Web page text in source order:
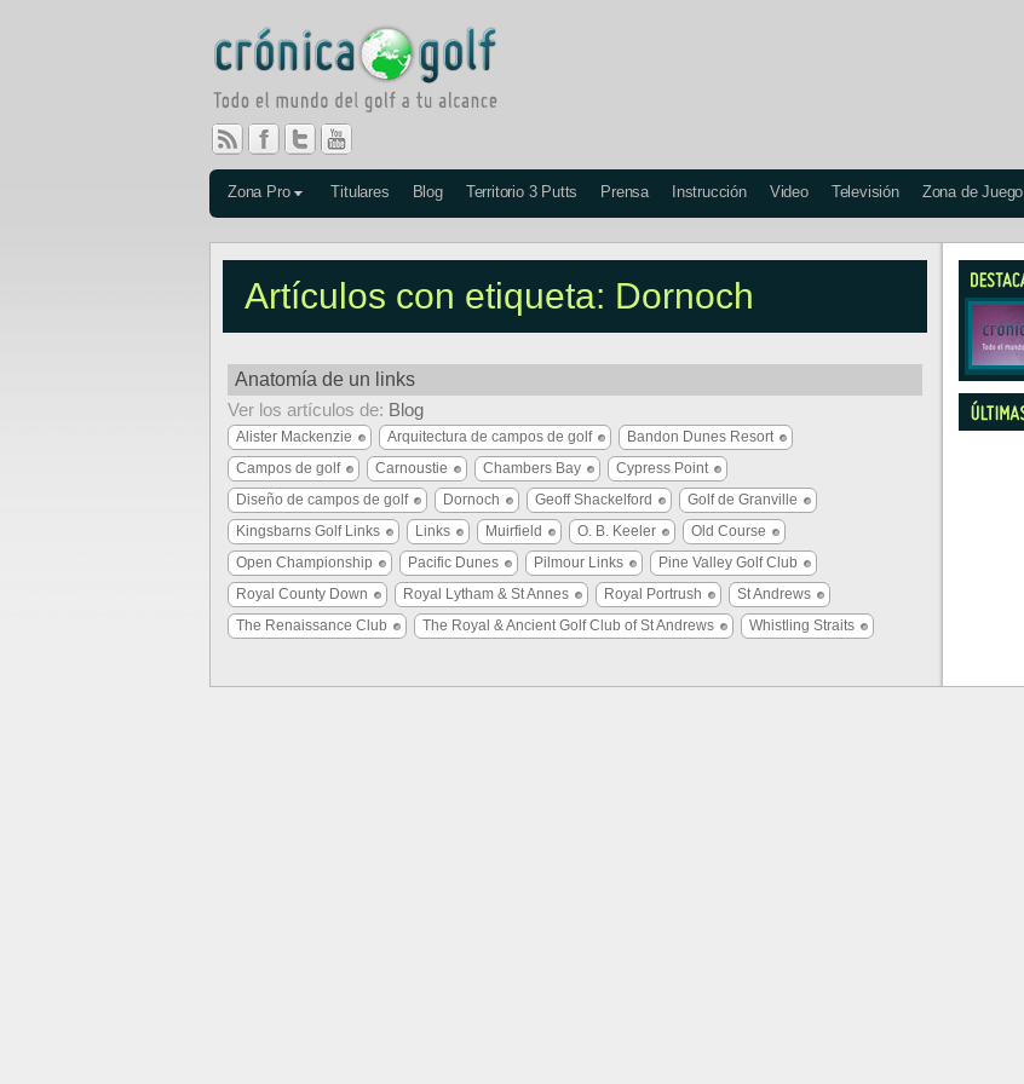
Zona Pro Titulares Blog Territorio 3 Putts Prensa Instrucción Video Televisión Zona de Juego
Artículos con etiqueta: Dornoch
Anatomía de un links
Ver los artículos de: Blog
Alister Mackenzie Arquitectura de campos de golf
Bandon Dunes Resort
Campos de golf
Carnoustie Chambers Bay
Cypress Point
Diseño de campos de golf
Dornoch Geoff Shackelford
Golf de Granville
Kingsbarns Golf Links
Links Muirfield O. B. Keeler
Old Course
Open Championship
Pacific Dunes Pilmour Links
Pine Valley Golf Club
Royal County Down
Royal Lytham & St Annes Royal Portrush
St Andrews
The Renaissance Club
The Royal & Ancient Golf Club of St Andrews Whistling Straits